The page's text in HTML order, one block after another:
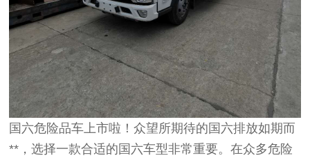
国六危险品车上市啦！众望所期待的国六排放如期而
**，选择一款合适的国六车型非常重要。在众多危险